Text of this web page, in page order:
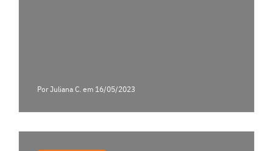
Por Juliana C. em 16/05/2023